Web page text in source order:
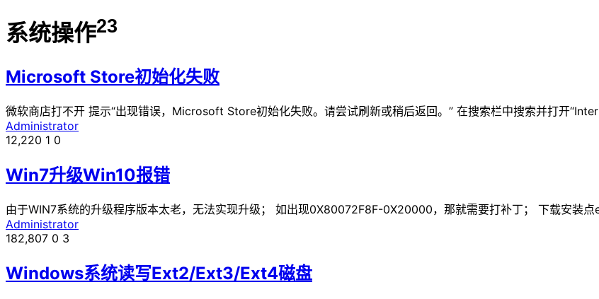
系统操作23
Microsoft Store初始化失败
微软商店打不开 提示“出现错误，Microsoft Store初始化失败。请尝试刷新或稍后返回。” 在搜索栏中搜索并打开
Administrator
12,220 1 0
Win7升级Win10报错
由于WIN7系统的升级程序版本太老，无法实现升级； 如出现0X80072F8F-0X20000，那就需要打补丁； 下载安装
Administrator
182,807 0 3
Windows系统读写Ext2/Ext3/Ext4磁盘